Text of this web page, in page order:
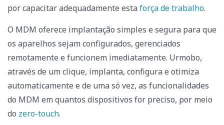
por capacitar adequadamente esta força de trabalho.
O MDM oferece implantação simples e segura para que
os aparelhos sejam configurados, gerenciados
remotamente e funcionem imediatamente. Urmobo,
através de um clique, implanta, configura e otimiza
automaticamente e de uma só vez, as funcionalidades
do MDM em quantos dispositivos for preciso, por meio
do zero-touch.